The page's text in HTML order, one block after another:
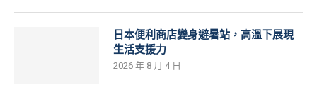
日本便利商店變身避暑站，高溫下展現
生活支援力
2026 年 8 月 4 日